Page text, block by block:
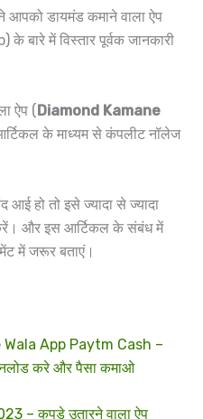
डायमंड कमाने वाला ऐप
में विस्तार पूर्वक जानकारी
ऐप (Diamond Kamane
के माध्यम से कंपलीट नॉलेज
हो तो इसे ज्यादा से ज्यादा
और इस आर्टिकल के संबंध में
में जरूर बताएं।
App Paytm Cash –
करे और पैसा कमाओ
– कपड़े उतारने वाला ऐप